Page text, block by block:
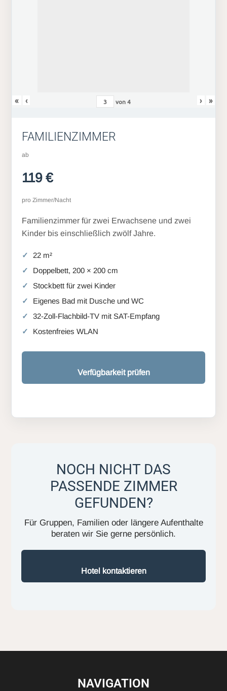
« ‹ von4 › »
FAMILIENZIMMER
ab
119 €
pro Zimmer/Nacht
Familienzimmer für zwei Erwachsene und zwei
Kinder bis einschließlich zwölf Jahre.
22 m²
Doppelbett, 200 × 200 cm
Stockbett für zwei Kinder
Eigenes Bad mit Dusche und WC
32-Zoll-Flachbild-TV mit SAT-Empfang
Kostenfreies WLAN
Verfügbarkeit prüfen
NOCH NICHT DAS
PASSENDE ZIMMER
GEFUNDEN?
Für Gruppen, Familien oder längere Aufenthalte
beraten wir Sie gerne persönlich.
Hotel kontaktieren
NAVIGATION